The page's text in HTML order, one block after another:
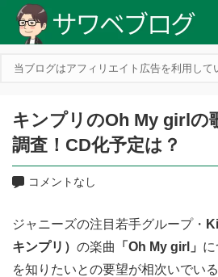
当ブログはアフィリエイト広告を利用して
キンプリのOh My girlの
調査！CD化予定は？
コメントなし
ジャニーズの注目若手グループ・
キンプリ） の楽曲 「Oh My girl」
を知りたいとの要望が相次いでい